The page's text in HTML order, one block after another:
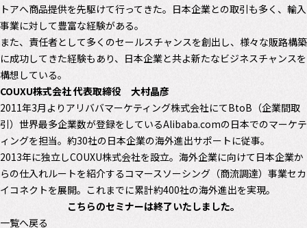
トアへ商品提供を先駆けて行ってきた。日本企業との取引も多く、輸入
事業に対して豊富な経験がある。
また、責任者として多くのセールスチャンスを創出し、様々な販路構築
に成功してきた経験もあり、日本企業と共よ新たなビジネスチャンスを
構想している。
COUXU株式会社 代表取締役 大村晶彦
2011年3月よりアリババマーケティング株式会社にてBtoB（企業間取
引）世界最多企業数が登録をしているAlibaba.comの日本でのマーケテ
ィングを担当。約30社の日本企業の海外進出サポートに従事。
2013年に独立しCOUXU株式会社を設立。海外企業に向けて日本企業か
らの仕入れルートを紹介するコマースソーシング（商流調達）事業セカ
イコネクトを展開。これまでに累計約400社の海外進出を実現。
こちらのセミナーは終了いたしました。
一覧へ戻る